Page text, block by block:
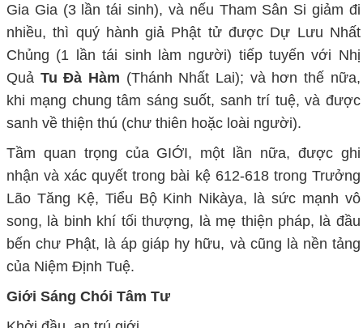
Gia Gia (3 lần tái sinh), và nếu Tham Sân Si giảm đi
nhiều, thì quý hành giả Phật tử được Dự Lưu Nhất
Chủng (1 lần tái sinh làm người) tiếp tuyến với Nhị
Quả Tu Đà Hàm (Thánh Nhất Lai); và hơn thế nữa,
khi mạng chung tâm sáng suốt, sanh trí tuệ, và được
sanh về thiện thú (chư thiên hoặc loài người).
Tầm quan trọng của GIỚI, một lần nữa, được ghi
nhận và xác quyết trong bài kệ 612-618 trong Trưởng
Lão Tăng Kệ, Tiểu Bộ Kinh Nikàya, là sức mạnh vô
song, là binh khí tối thượng, là mẹ thiện pháp, là đầu
bến chư Phật, là áp giáp hy hữu, và cũng là nền tảng
của Niệm Định Tuệ.
Giới Sáng Chói Tâm Tư